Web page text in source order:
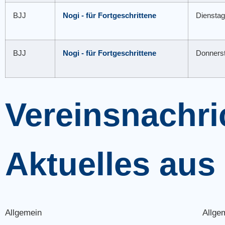
BJJ Nogi - für Fortgeschrittene Dienstag
BJJ Nogi - für Fortgeschrittene
Aktuelles
Allgemein